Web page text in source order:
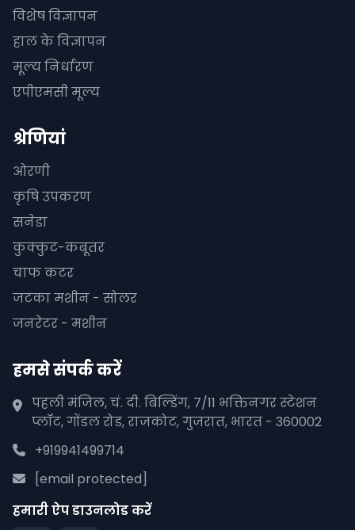
विशेष विज्ञापन
हाल के विज्ञापन
मूल्य निर्धारण
एपीएमसी मूल्य
श्रेणियां
ओरणी
कृषि उपकरण
सनेडा
कुक्कुट-कबूतर
चाफ कटर
जटका मशीन - सोलर
जनरेटर - मशीन
हमसे संपर्क करें
पहली मंजिल, चं. दी. बिल्डिंग, 7/11 भक्तिनगर स्टेशन
प्लॉट, गोंडल रोड, राजकोट, गुजरात, भारत - 360002
+919941499714
[email protected]
हमारी ऐप डाउनलोड करें